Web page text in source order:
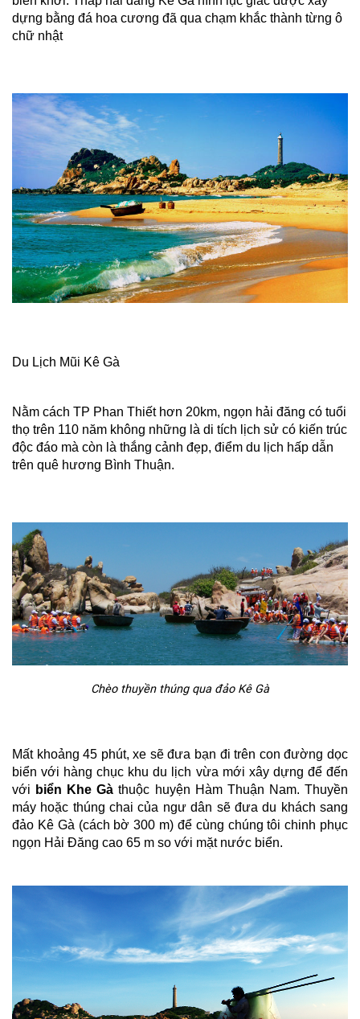
dựng bằng đá hoa cương đã qua chạm khắc thành từng ô
chữ nhật
Du Lịch Mũi Kê Gà
Nằm cách TP Phan Thiết hơn 20km, ngọn hải đăng có tuổi
thọ trên 110 năm không những là di tích lịch sử có kiến trúc
độc đáo mà còn là thắng cảnh đẹp, điểm du lịch hấp dẫn
trên quê hương Bình Thuận.
Chèo thuyền thúng qua đảo Kê Gà
Mất khoảng 45 phút, xe sẽ đưa bạn đi trên con đường dọc
biển với hàng chục khu du lịch vừa mới xây dựng để đến
với biển Khe Gà thuộc huyện Hàm Thuận Nam. Thuyền
máy hoặc thúng chai của ngư dân sẽ đưa du khách sang
đảo Kê Gà (cách bờ 300 m) để cùng chúng tôi chinh phục
ngọn Hải Đăng cao 65 m so với mặt nước biển.